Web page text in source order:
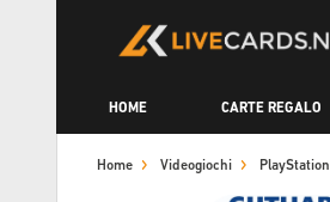
HOME CARTE REGALO
Home Videogiochi PlayStation